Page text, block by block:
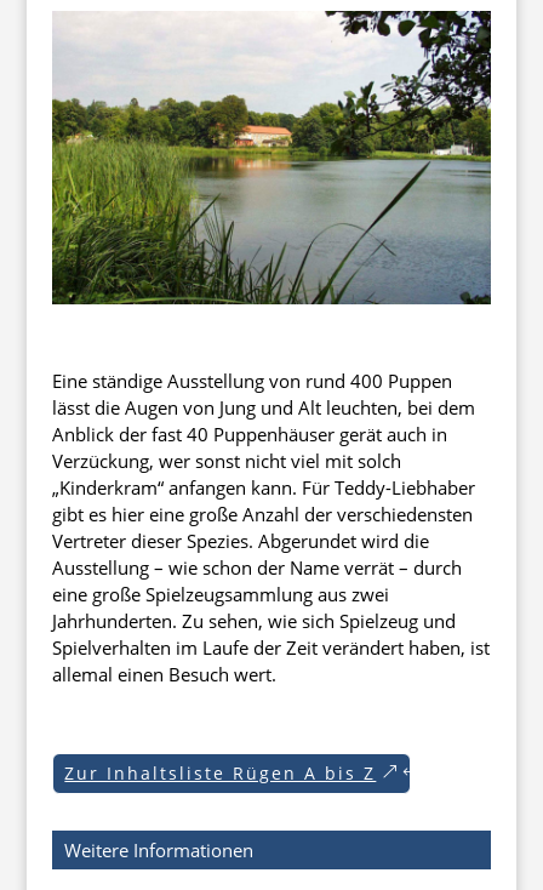
Eine ständige Ausstellung von rund 400 Puppen
lässt die Augen von Jung und Alt leuchten, bei dem
Anblick der fast 40 Puppenhäuser gerät auch in
Verzückung, wer sonst nicht viel mit solch
„Kinderkram“ anfangen kann. Für Teddy-Liebhaber
gibt es hier eine große Anzahl der verschiedensten
Vertreter dieser Spezies. Abgerundet wird die
Ausstellung – wie schon der Name verrät – durch
eine große Spielzeugsammlung aus zwei
Jahrhunderten. Zu sehen, wie sich Spielzeug und
Spielverhalten im Laufe der Zeit verändert haben, ist
allemal einen Besuch wert.
Zur Inhaltsliste Rügen A bis Z
Weitere Informationen